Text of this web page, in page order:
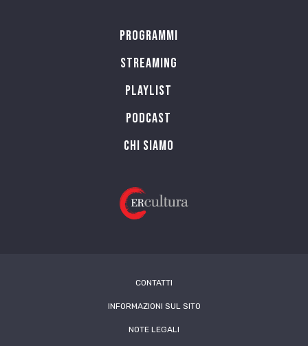
Programmi
Streaming
Playlist
PODCAST
Chi siamo
CONTATTI
INFORMAZIONI SUL SITO
NOTE LEGALI